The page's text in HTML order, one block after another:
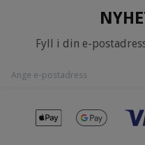
Fyll i din e-